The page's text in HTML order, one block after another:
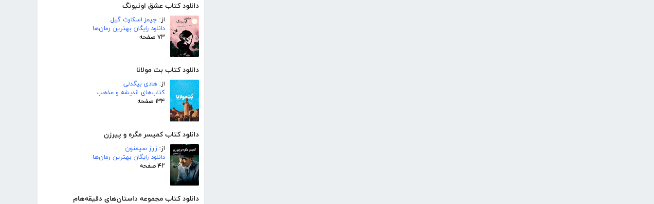
دانلود کتاب عشق اونیونگ
از: جیمز اسکارث گیل
دانلود رایگان بهترین رمان‌ها
۷۳ صفحه
دانلود کتاب بت مولانا
از: هادی بیگدلی
کتاب‌های اندیشه و مذهب
۱۳۴ صفحه
دانلود کتاب کمیسر مگره و پیرزن
از:ژرژ سیمنون
دانلود رایگان بهترین رمان‌ها
۴۲ صفحه
دانلود کتاب مجموعه داستان‌های دقیقه‌هام